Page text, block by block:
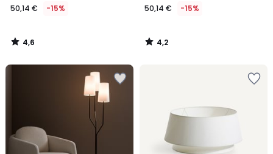
50,14 € -15%
4,6
/
50,14 € -15%
4,2
/